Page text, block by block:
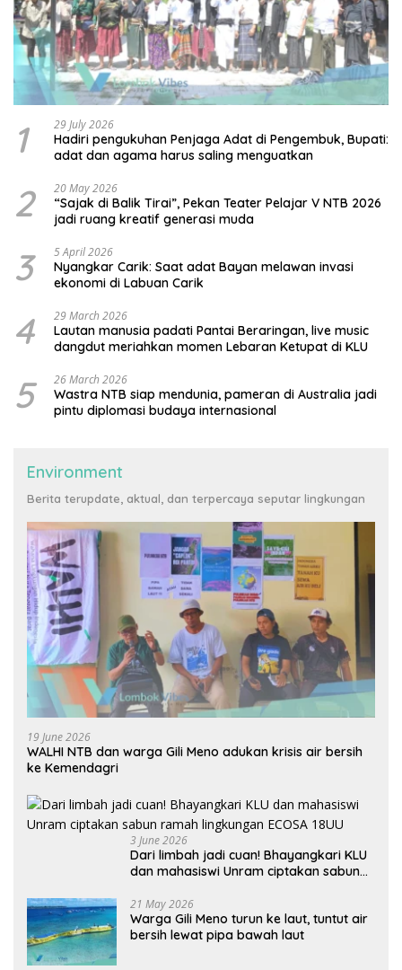
1 29 July 2026
Hadiri pengukuhan Penjaga Adat di Pengembuk, Bupati:
adat dan agama harus saling menguatkan
2 20 May 2026
“Sajak di Balik Tirai”, Pekan Teater Pelajar V NTB 2026
jadi ruang kreatif generasi muda
3 5 April 2026
Nyangkar Carik: Saat adat Bayan melawan invasi
ekonomi di Labuan Carik
4 29 March 2026
Lautan manusia padati Pantai Beraringan, live music
dangdut meriahkan momen Lebaran Ketupat di KLU
5 26 March 2026
Wastra NTB siap mendunia, pameran di Australia jadi
pintu diplomasi budaya internasional
Environment
Berita terupdate, aktual, dan terpercaya seputar lingkungan
19 June 2026
WALHI NTB dan warga Gili Meno adukan krisis air bersih
ke Kemendagri
3 June 2026
Dari limbah jadi cuan! Bhayangkari KLU
dan mahasiswi Unram ciptakan sabun
21 May 2026
Warga Gili Meno turun ke laut, tuntut air
bersih lewat pipa bawah laut